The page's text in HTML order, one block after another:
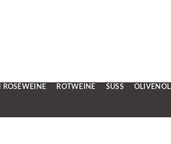
ROSÉWEINE ROTWEINE SÜSS OLIVENÖL